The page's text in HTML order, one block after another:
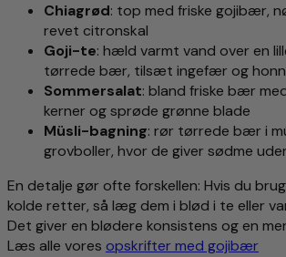
Chiagrød: top med friske gojibær,
revet citronskal
Goji-te: hæld varmt vand over en
tørrede bær, tilsæt ingefær og
Sommersalat: bland friske bær
kerner og sprøde grønne blade
Müsli-bagning: rør tørrede bær i
grovboller, hvor de giver sødme
En detalje gør ofte forskellen: Hvis du
kolde retter, så læg dem i blød i te eller
Det giver en blødere konsistens og en
Læs alle vores opskrifter med gojibær